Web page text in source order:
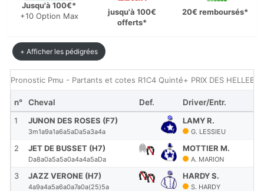
Jusqu'à 100€*
+10 Option Max
jusqu'à 100€
offerts*
20€ remboursés*
+ Afficher les pédigrées
Pronostic Pmu - Partants et cotes R1C4 Quinté+ PRIX DES
n° Cheval Def. Driver/Entr.
1
JUNON DES ROSES (F7)
3m1a9a1a6a5aDa5a3a4a
LAMY R.
G. LESSIEU
2 JET DE BUSSET (H7)
Da8a0a5a5a0a4a4a5aDa
MOTTIER M.
A. MARION
3 JAZZ VERONE (H7)
4a9a4a5a6a0a7a0a(25)5a
HARDY S.
S. HARDY